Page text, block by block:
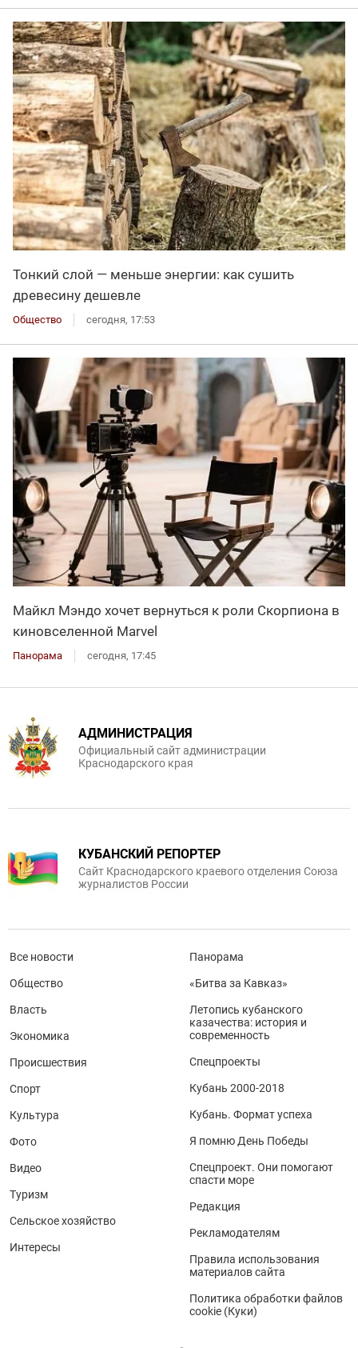
Тонкий слой — меньше энергии: как сушить
древесину дешевле
Общество сегодня, 17:53
Майкл Мэндо хочет вернуться к роли Скорпиона в
киновселенной Marvel
Панорама сегодня, 17:45
АДМИНИСТРАЦИЯ
Официальный сайт администрации
Краснодарского края
КУБАНСКИЙ РЕПОРТЕР
Сайт Краснодарского краевого отделения Союза
журналистов России
Все новости
Общество
Власть
Экономика
Происшествия
Спорт
Культура
Фото
Видео
Туризм
Сельское хозяйство
Интересы
Панорама
«Битва за Кавказ»
Летопись кубанского
казачества: история и
современность
Спецпроекты
Кубань 2000-2018
Кубань. Формат успеха
Я помню День Победы
Спецпроект. Они помогают
спасти море
Редакция
Рекламодателям
Правила использования
материалов сайта
Политика обработки файлов
cookie (Куки)